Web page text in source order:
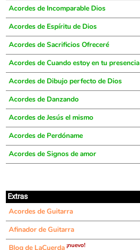
Acordes de Incomparable Dios
Acordes de Espíritu de Dios
Acordes de Sacrificios Ofreceré
Acordes de Cuando estoy en tu presencia
Acordes de Dibujo perfecto de Dios
Acordes de Danzando
Acordes de Jesús el mismo
Acordes de Perdóname
Acordes de Signos de amor
Extras
Acordes de Guitarra
Afinador de Guitarra
Blog de LaCuerda ¡nuevo!